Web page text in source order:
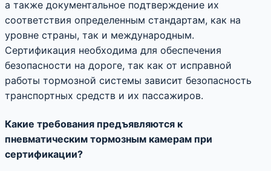
а также документальное подтверждение их
соответствия определенным стандартам, как на
уровне страны, так и международным.
Сертификация необходима для обеспечения
безопасности на дороге, так как от исправной
работы тормозной системы зависит безопасность
транспортных средств и их пассажиров.
Какие требования предъявляются к
пневматическим тормозным камерам при
сертификации?